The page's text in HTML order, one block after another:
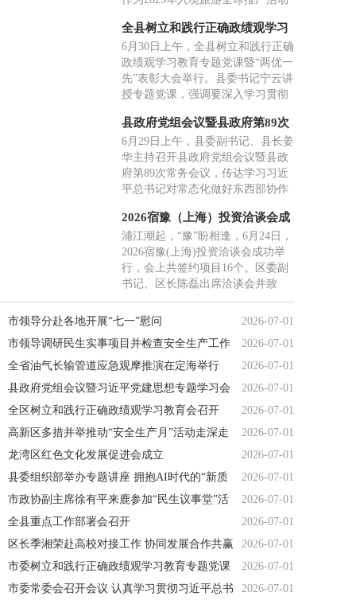
化中西民间外交、文旅互通与产业
协作，邀请西班牙地方政府及文旅
行业代表走进青田考察交流，搭建
常态化友好合作平台。
全县树立和践行正确政绩观学习
教育专题党课暨“两优一先”表彰
大会举行
6月30日上午，全县树立和践行正确
政绩观学习教育专题党课暨“两优一
先”表彰大会举行。县委书记宁云讲
授专题党课，强调要深入学习贯彻
政绩观，从奋斗历程中汲取力量，
在处理好各类关系中把握方法，在
实干争先中创造实绩，抓好抓实“三
张报表”，把正确政绩观写在绿水青
山间。
县政府党组会议暨县政府第89次
常务会议召开
6月29日上午，县委副书记、县长姜
华主持召开县政府党组会议暨县政
府第89次常务会议，传达学习习近
平总书记对常态化做好东西部协作
总书记在《求是》杂志发表的《一
体推进教育科技人才发展》重要文
章精神。会上，姜华围绕学习贯彻
习近平党建思想讲授专题党课。副
县长参加会议，县人大、县政协有
关领导应邀参加会议。
2026宿豫（上海）投资洽谈会成
功举办
浦江潮起，“豫”盼相逢，6月24日，
2026宿豫(上海)投资洽谈会成功举
行，会上共签约项目16个。区委副
书记、区长陈磊出席洽谈会并致
辞，区委副书记张成龙主持洽谈
会。来自上海及周边地区的40余名
作、共谋发展。
2026-07-01
市领导分赴各地开展“七一”慰问
2026-07-01
市领导调研民生实事项目并检查安全生产工作
2026-07-01
全省油气长输管道应急观摩推演在定海举行
2026-07-01
县政府党组会议暨习近平党建思想专题学习会
召开
2026-07-01
全区树立和践行正确政绩观学习教育会召开
2026-07-01
高新区多措并举推动“安全生产月”活动走深走
实
2026-07-01
龙湾区红色文化发展促进会成立
2026-07-01
县委组织部举办专题讲座 拥抱AI时代的“新质
生产力”
2026-07-01
市政协副主席徐有平来鹿参加“民生议事堂”活
动
2026-07-01
全县重点工作部署会召开
2026-07-01
区长季湘荣赴高校对接工作 协同发展合作共赢
2026-07-01
市委树立和践行正确政绩观学习教育专题党课
举办
2026-07-01
市委常委会召开会议 认真学习贯彻习近平总书